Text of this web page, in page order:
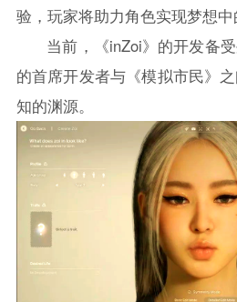
验，玩家将助力角色实现梦想中
当前，《inZoi》的开发备
的首席开发者与《模拟市民》
知的渊源。